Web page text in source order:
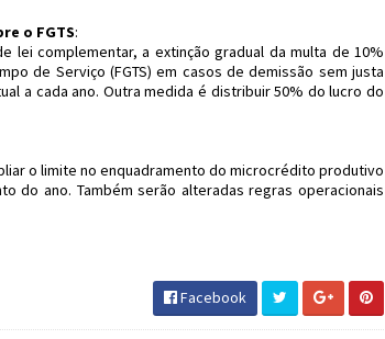
o FGTS:
complementar, a extinção gradual da multa de 10%
de Serviço (FGTS) em casos de demissão sem justa
a cada ano. Outra medida é distribuir 50% do lucro do
o limite no enquadramento do microcrédito produtivo
do ano. Também serão alteradas regras operacionais
Facebook